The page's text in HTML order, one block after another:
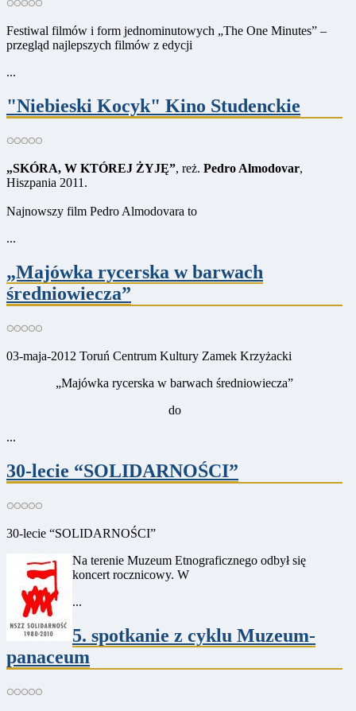
Festiwal filmów i form jednominutowych „The One Minutes” –
przegląd najlepszych filmów z edycji
...
"Niebieski Kocyk" Kino Studenckie
„SKÓRA, W KTÓREJ ŻYJĘ”, reż. Pedro Almodovar,
Hiszpania 2011.
Najnowszy film Pedro Almodovara to
...
„Majówka rycerska w barwach
średniowiecza”
03-maja-2012 Toruń Centrum Kultury Zamek Krzyżacki
„Majówka rycerska w barwach średniowiecza”
do
...
30-lecie “SOLIDARNOŚCI”
30-lecie “SOLIDARNOŚCI”
Na terenie Muzeum Etnograficznego odbył się
koncert rocznicowy. W
...
5. spotkanie z cyklu Muzeum-
panaceum